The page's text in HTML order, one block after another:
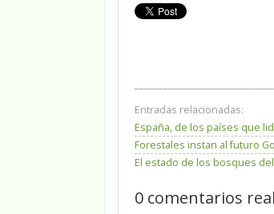
Entradas relacionadas:
España, de los países que
Forestales instan al futuro
El estado de los bosques
0 comentarios